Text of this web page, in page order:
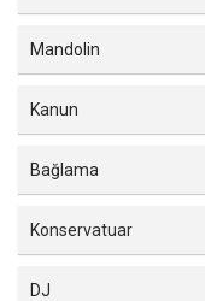
Mandolin
Kanun
Bağlama
Konservatuar
DJ